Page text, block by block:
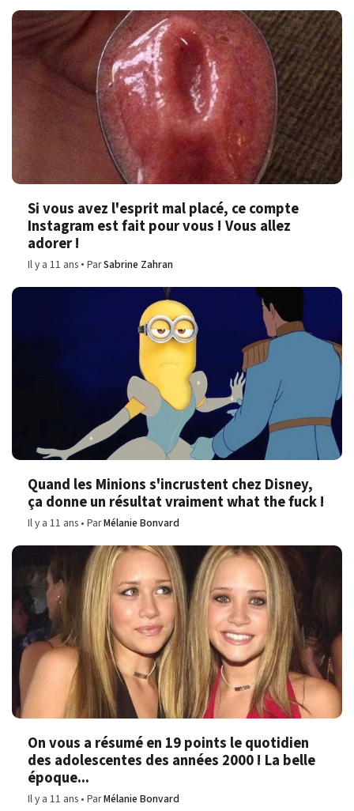
Si vous avez l'esprit mal placé, ce compte
Instagram est fait pour vous ! Vous allez
adorer !
Il y a 11 ans ParSabrine Zahran
Quand les Minions s'incrustent chez Disney,
ça donne un résultat vraiment what the fuck !
Il y a 11 ans ParMélanie Bonvard
On vous a résumé en 19 points le quotidien
des adolescentes des années 2000 ! La belle
époque...
Il y a 11 ans ParMélanie Bonvard